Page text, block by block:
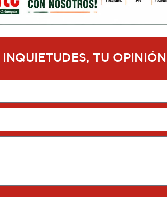
TU